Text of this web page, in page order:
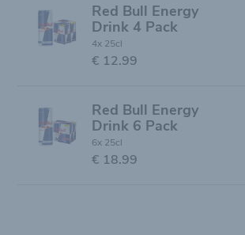
Red Bull Energy
Drink 4 Pack
4x 25cl
€ 12.99
Red Bull Energy
Drink 6 Pack
6x 25cl
€ 18.99